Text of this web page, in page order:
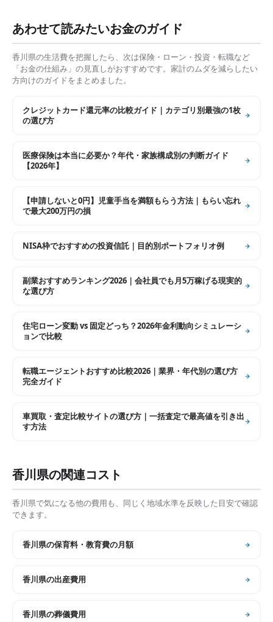
あわせて読みたいお金のガイド
香川県の生活費を把握したら、次は保険・ローン・投資・転職など
「お金の仕組み」の見直しがおすすめです。家計のムダを減らしたい
方向けのガイドをまとめました。
クレジットカード還元率の比較ガイド｜カテゴリ別最強の1枚
の選び方
医療保険は本当に必要か？年代・家族構成別の判断ガイド
【2026年】
【申請しないと0円】児童手当を満額もらう方法｜もらい忘れ
で最大200万円の損
NISA枠でおすすめの投資信託｜目的別ポートフォリオ例
副業おすすめランキング2026｜会社員でも月5万稼げる現実的
な選び方
住宅ローン変動 vs 固定どっち？2026年金利動向シミュレーシ
ョンで比較
転職エージェントおすすめ比較2026｜業界・年代別の選び方
完全ガイド
車買取・査定比較サイトの選び方｜一括査定で最高値を引き出
す方法
香川県の関連コスト
香川県で気になる他の費用も、同じく地域水準を反映した目安で確認
できます。
香川県の保育料・教育費の月額
香川県の出産費用
香川県の葬儀費用